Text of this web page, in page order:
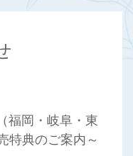
福岡・岐阜・東
特典のご案内～